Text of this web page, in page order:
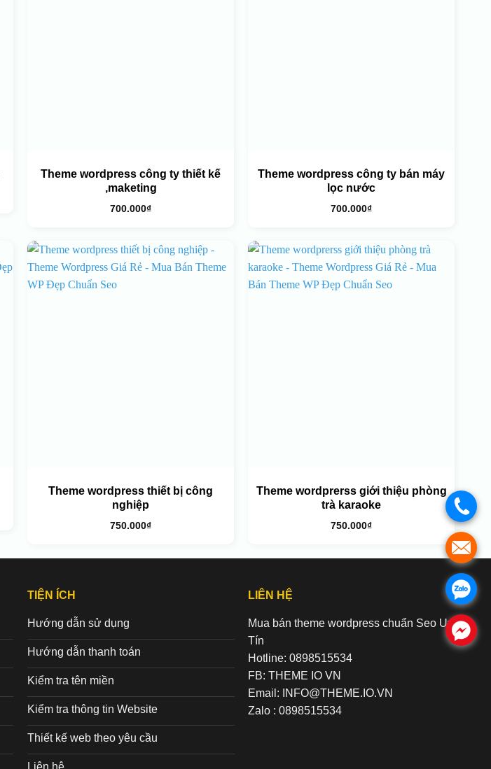
Theme wordpress công ty thiết kế
,maketing
700.000₫
Theme wordpress công ty bán máy
lọc nước
700.000₫
Theme wordpress thiết bị công
nghiệp
750.000₫
Theme wordprerss giới thiệu phòng
trà karaoke
750.000₫
TIỆN ÍCH
Hướng dẫn sử dụng
Hướng dẫn thanh toán
Kiểm tra tên miền
Kiểm tra thông tin Website
Thiết kế web theo yêu cầu
Liên hệ
LIÊN HỆ
Mua bán theme wordpress chuẩn Seo Uy
Tín
Hotline: 0898515534
FB: THEME IO VN
Email: INFO@THEME.IO.VN
Zalo : 0898515534
.
.
.
.